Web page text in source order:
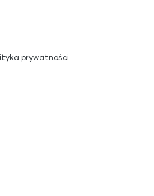
prywatności